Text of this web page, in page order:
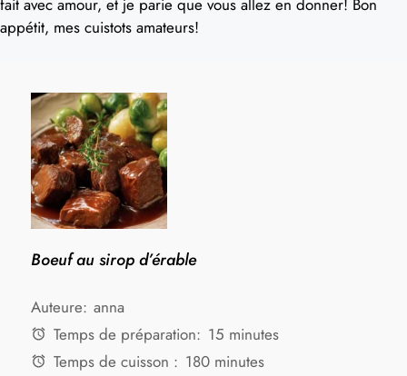
appétit, mes cuistots amateurs!
Boeuf au sirop d’érable
Auteure: anna
Temps de préparation: 15 minutes
Temps de cuisson : 180 minutes